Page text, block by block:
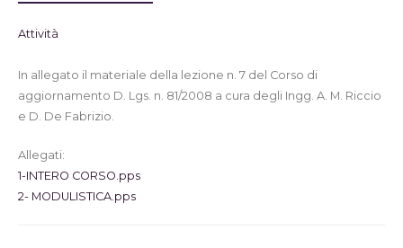
Attività
In allegato il materiale della lezione n. 7 del Corso di
aggiornamento D. Lgs. n. 81/2008 a cura degli Ingg. A. M. Riccio
e D. De Fabrizio.
Allegati:
1-INTERO CORSO.pps
2- MODULISTICA.pps